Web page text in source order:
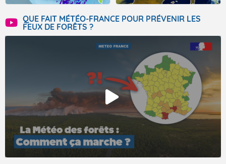
QUE FAIT MÉTÉO-FRANCE POUR PRÉVENIR LES
FEUX DE FORÊTS ?